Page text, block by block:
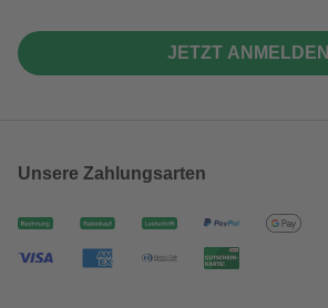
JETZT ANMELDEN
Unsere Zahlungsarten